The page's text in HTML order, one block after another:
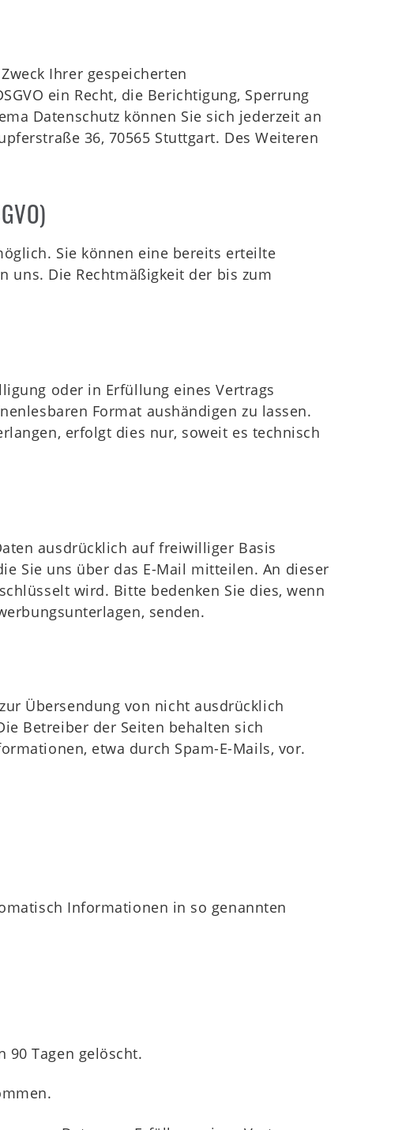
Ihrer gespeicherten
ein Recht, die Berichtigung, Sperrung
Datenschutz können Sie sich jederzeit an
36, 70565 Stuttgart. Des Weiteren
Sie können eine bereits erteilte
uns. Die Rechtmäßigkeit der bis zum
oder in Erfüllung eines Vertrags
Format aushändigen zu lassen.
erfolgt dies nur, soweit es technisch
ausdrücklich auf freiwilliger Basis
Sie uns über das E-Mail mitteilen. An dieser
wird. Bitte bedenken Sie dies, wenn
senden.
Übersendung von nicht ausdrücklich
Betreiber der Seiten behalten sich
etwa durch Spam-E-Mails, vor.
Informationen in so genannten
90 Tagen gelöscht.